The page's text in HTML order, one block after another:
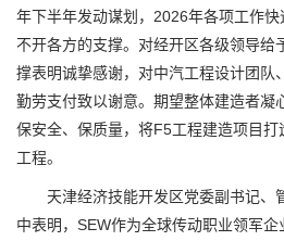
年下半年发动谋划，2026年各项工作
不开各方的支撑。对经开区各级领导给
撑表明诚挚感谢，对中汽工程设计团队
勤劳支付致以谢意。期望整体建造者凝
保安全、保质量，将F5工程建造项目
工程。
天津经济技能开发区党委副书记、
中表明，SEW作为全球传动职业领军